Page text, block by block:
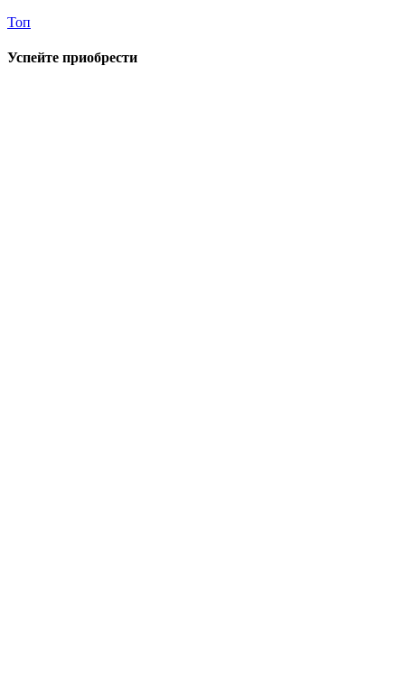
Топ
Успейте приобрести